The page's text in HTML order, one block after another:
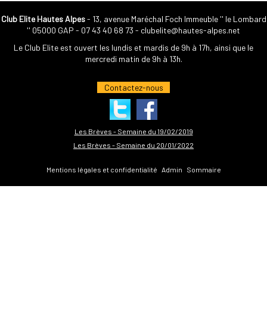
Club Elite Hautes Alpes- 13, avenue Maréchal Foch Immeuble '' le Lombard
'' 05000 GAP - 07 43 40 68 73 - clubelite@hautes-alpes.net
Le Club Elite est ouvert les lundis et mardis de 9h à 17h, ainsi que le
mercredi matin de 9h à 13h.
Contactez-nous
Les Brèves - Semaine du 19/02/2019
Les Brèves - Semaine du 20/01/2022
Mentions légales et confidentialité Admin Sommaire